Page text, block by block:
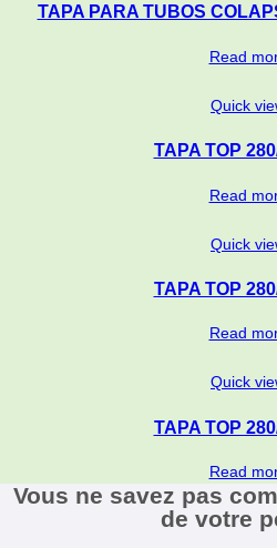
TAPA PARA TUBOS
Read
Quick
TAPA TOP
Read
Quick
TAPA TOP
Read
Quick
TAPA TOP
Read
Vous ne savez pas
de votre